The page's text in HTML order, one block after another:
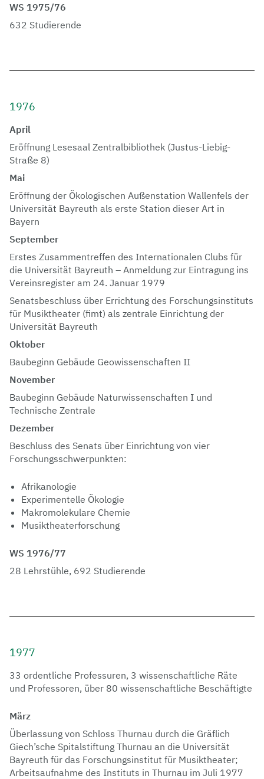
WS 1975/76
632 Studierende
1976
April
Eröffnung Lesesaal Zentralbibliothek (Justus-Liebig-
Straße 8)
Mai
Eröffnung der Ökologischen Außenstation Wallenfels der
Universität Bayreuth als erste Station dieser Art in
Bayern
September
Erstes Zusammentreffen des Internationalen Clubs für
die Universität Bayreuth – Anmeldung zur Eintragung ins
Vereinsregister am 24. Januar 1979
Senatsbeschluss über Errichtung des Forschungsinstituts
für Musiktheater (fimt) als zentrale Einrichtung der
Universität Bayreuth
Oktober
Baubeginn Gebäude Geowissenschaften II
November
Baubeginn Gebäude Naturwissenschaften I und
Technische Zentrale
Dezember
Beschluss des Senats über Einrichtung von vier
Forschungsschwerpunkten:
Afrikanologie
Experimentelle Ökologie
Makromolekulare Chemie
Musiktheaterforschung
WS 1976/77
28 Lehrstühle, 692 Studierende
1977
33 ordentliche Professuren, 3 wissenschaftliche Räte
und Professoren, über 80 wissenschaftliche Beschäftigte
März
Überlassung von Schloss Thurnau durch die Gräflich
Giech’sche Spitalstiftung Thurnau an die Universität
Bayreuth für das Forschungsinstitut für Musiktheater;
Arbeitsaufnahme des Instituts in Thurnau im Juli 1977